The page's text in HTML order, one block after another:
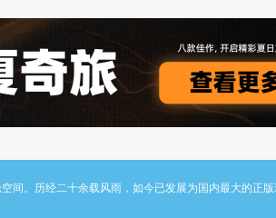
历经二十余载风雨，如今已发展为国内最大的正版